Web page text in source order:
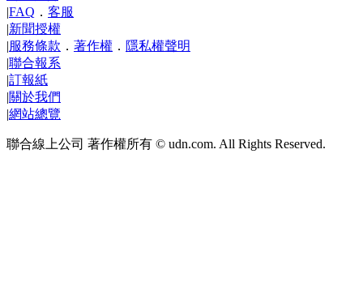
|FAQ ． 客服
|新聞授權
|服務條款 ． 著作權 ． 隱私權聲明
|聯合報系
|訂報紙
|關於我們
|網站總覽
聯合線上公司 著作權所有 © udn.com. All Rights Reserved.